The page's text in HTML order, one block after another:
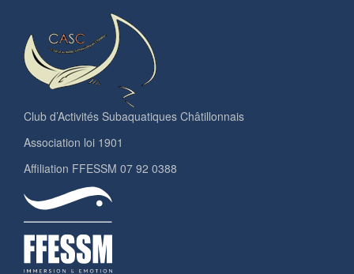
Club d’Activités Subaquatiques Châtillonnais
Association loi 1901
Affiliation FFESSM 07 92 0388